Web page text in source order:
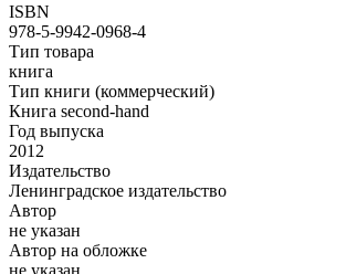
ISBN
978-5-9942-0968-4
Тип товара
книга
Тип книги (коммерческий)
Книга second-hand
Год выпуска
2012
Издательство
Ленинградское издательство
Автор
не указан
Автор на обложке
не указан